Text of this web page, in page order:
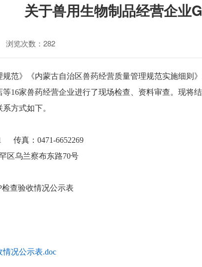
关于兽用生物制品经营企业
浏览次数：282
范》《内蒙古自治区兽药经营质量管理规范实施细则
16家兽药经营企业进行了现场检查、资料审查。现
方式如下。
传真：0471-6652269
乌兰察布东路70号
检查验收情况公示表
情况公示表.doc